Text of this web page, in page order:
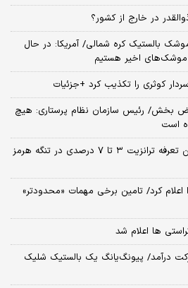
در خارج از کشور؟
بالستیک کره شمالی/ آمریکا: در حال
موشک‌های اخیر هستیم
کوثری را تکذیب کرد +جزئیات
بخش/ رئیس سازمان نظام پرستاری: هیچ
است
رویترز: ایران و عمان برای تعیین تعرفه ترانزیت ۳ تا ۷ درصدی در تنگه هرمز
اعلام کرد/ تامین برخی مهمات «محدودتر»
ها اعلام شد
درآمد/ پیونگ‌یانگ یک بالستیک شلیک